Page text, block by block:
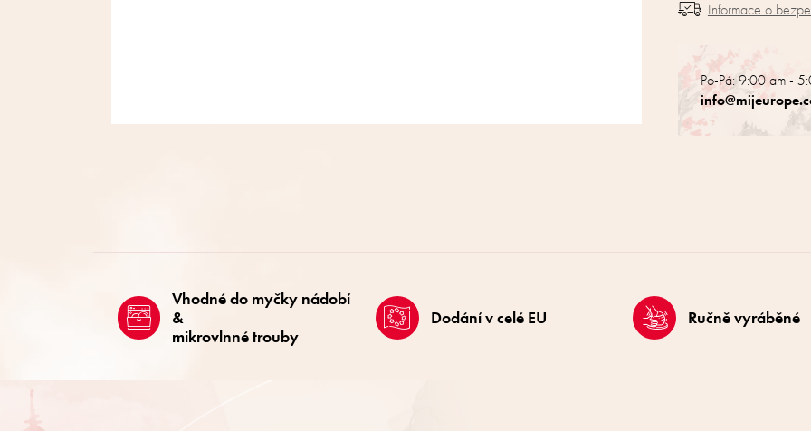
Po-Pá: 9:00 am -
Informace o
Vhodné do myčky nádobí
&
mikrovlnné trouby
Dodání v celé EU Ručně vyráběné